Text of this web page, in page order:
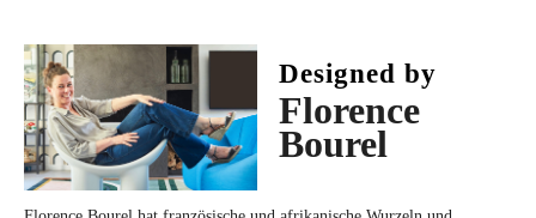
Ja, die Fotos wurden nicht bearbeitet.
Passt der WC-Sitz auf ein Wand-WC?
Unsere WC-Sitze passen auf alle Standardtoiletten.
Designed by
Florence
Bourel